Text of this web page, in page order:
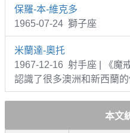
保羅-本-維克多
1965-07-24 獅子座
米蘭達-奧托
1967-12-16 射手座 | 《魔
認識了很多澳洲和新西蘭
本文